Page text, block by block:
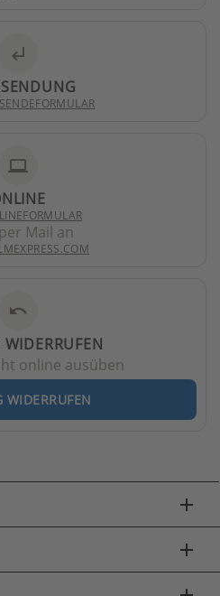
subdirectory_arrow_left
laptop
Mail an
undo
WIDERRUFEN
online ausüben
WIDERRUFEN
add
add